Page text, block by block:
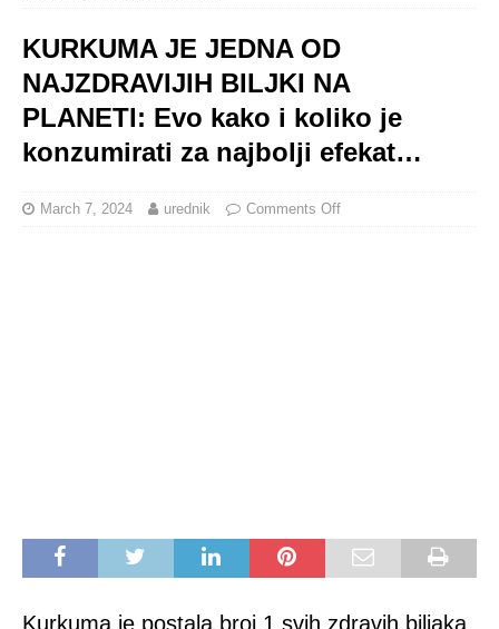
KURKUMA JE JEDNA OD
NAJZDRAVIJIH BILJKI NA
PLANETI: Evo kako i koliko je
konzumirati za najbolji efekat…
March 7, 2024 urednik Comments Off
Kurkuma je postala broj 1 svih zdravih biljaka